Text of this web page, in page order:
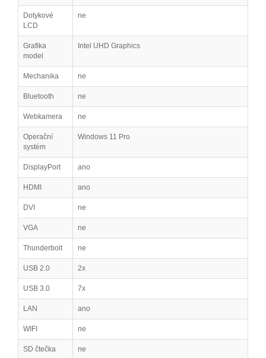
Dotykové
LCD
ne
Grafika
model
Intel UHD Graphics
Mechanika ne
Bluetooth ne
Webkamera ne
Operační
systém
Windows 11 Pro
DisplayPort ano
HDMI ano
DVI ne
VGA ne
Thunderbolt ne
USB 2.0 2x
USB 3.0 7x
LAN ano
WIFI ne
SD čtečka ne